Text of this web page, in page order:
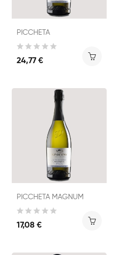
PICCHETA
24,77 €
PICCHETA MAGNUM
17,08 €